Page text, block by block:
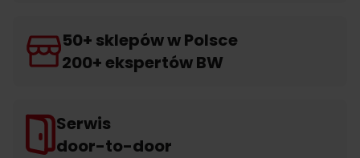
50+ sklepów w Polsce
200+ ekspertów BW
Serwis
door-to-door